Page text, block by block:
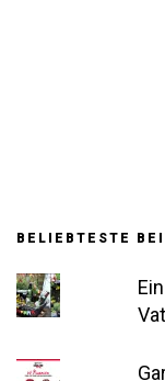
BELIEBTESTE